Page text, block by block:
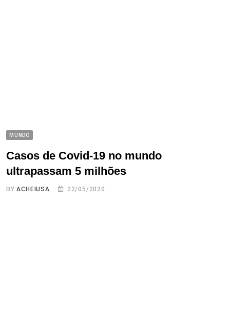
MUNDO
Casos de Covid-19 no mundo
ultrapassam 5 milhões
BYACHEIUSA 22/05/2020